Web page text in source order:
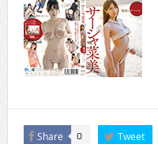
Share 0 Tweet